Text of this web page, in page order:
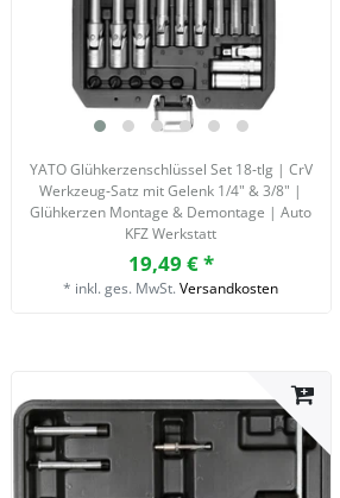
YATO Glühkerzenschlüssel Set 18‑tlg | CrV
Werkzeug‑Satz mit Gelenk 1/4" & 3/8" |
Glühkerzen Montage & Demontage | Auto
KFZ Werkstatt
19,49 € *
* inkl. ges. MwSt. Versandkosten